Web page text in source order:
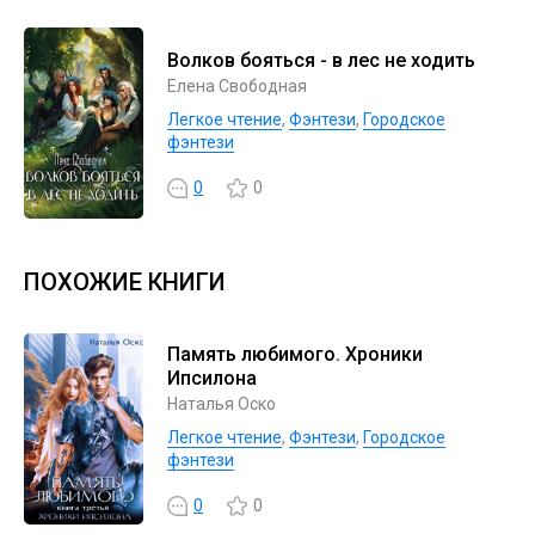
Волков бояться - в лес не ходить
Елена Свободная
Легкое чтение, Фэнтези, Городское
фэнтези
0 0
ПОХОЖИЕ КНИГИ
Память любимого. Хроники
Ипсилона
Наталья Оско
Легкое чтение, Фэнтези, Городское
фэнтези
0 0